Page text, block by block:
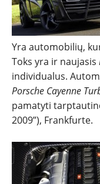
Yra automobilių,
Toks yra ir naujasis
individualus.
Porsche Cayenne
pamatyti
2009”), Frankfurte.